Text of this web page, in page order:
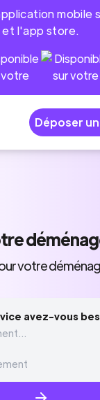
mobile
et l'app store.
Déposer
votre
avez-vous